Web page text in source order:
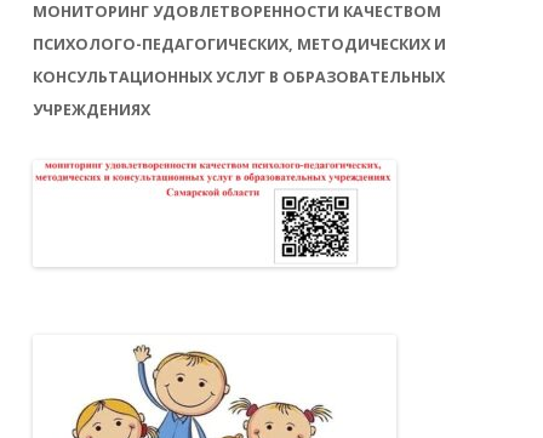
МОНИТОРИНГ УДОВЛЕТВОРЕННОСТИ КАЧЕСТВОМ
ПСИХОЛОГО-ПЕДАГОГИЧЕСКИХ, МЕТОДИЧЕСКИХ И
КОНСУЛЬТАЦИОННЫХ УСЛУГ В ОБРАЗОВАТЕЛЬНЫХ
УЧРЕЖДЕНИЯХ